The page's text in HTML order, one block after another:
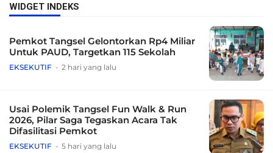
WIDGET INDEKS
Pemkot Tangsel Gelontorkan Rp4 Miliar
Untuk PAUD, Targetkan 115 Sekolah
EKSEKUTIF 2 hari yang lalu
Usai Polemik Tangsel Fun Walk & Run
2026, Pilar Saga Tegaskan Acara Tak
Difasilitasi Pemkot
EKSEKUTIF 5 hari yang lalu